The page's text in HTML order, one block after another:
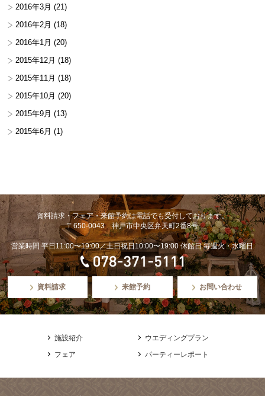
2016年3月 (21)
2016年2月 (18)
2016年1月 (20)
2015年12月 (18)
2015年11月 (18)
2015年10月 (20)
2015年9月 (13)
2015年6月 (1)
資料請求・フェア・来館予約は電話でも受付しております。
〒650-0043 神戸市中央区弁天町2番8号
営業時間 平日11:00〜19:00／土日祝日10:00〜19:00 休館日 毎週火・水曜日
資料請求 来館予約 お問い合わせ
施設紹介
ウエディングプラン
フェア
パーティーレポート